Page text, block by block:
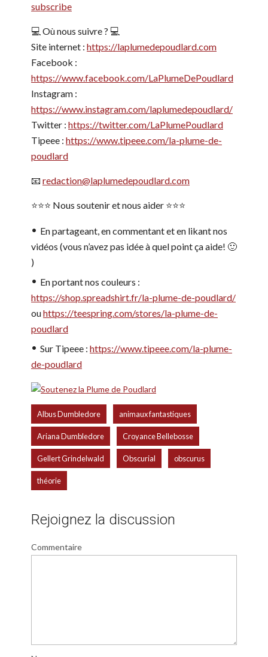
subscribe
💻 Où nous suivre ? 💻
Site internet : https://laplumedepoudlard.com
Facebook :
https://www.facebook.com/LaPlumeDePoudlard
Instagram :
https://www.instagram.com/laplumedepoudlard/
Twitter : https://twitter.com/LaPlumePoudlard
Tipeee : https://www.tipeee.com/la-plume-de-
poudlard
📧 redaction@laplumedepoudlard.com
⭐️⭐️⭐️ Nous soutenir et nous aider ⭐️⭐️⭐️
En partageant, en commentant et en likant nos
vidéos (vous n’avez pas idée à quel point ça aide! 🙂
)
En portant nos couleurs :
https://shop.spreadshirt.fr/la-plume-de-poudlard/
ouhttps://teespring.com/stores/la-plume-de-
poudlard
Sur Tipeee : https://www.tipeee.com/la-plume-
de-poudlard
Albus Dumbledore animaux fantastiques
Ariana Dumbledore Croyance Bellebosse
Gellert Grindelwald Obscurial obscurus
théorie
Rejoignez la discussion
Commentaire